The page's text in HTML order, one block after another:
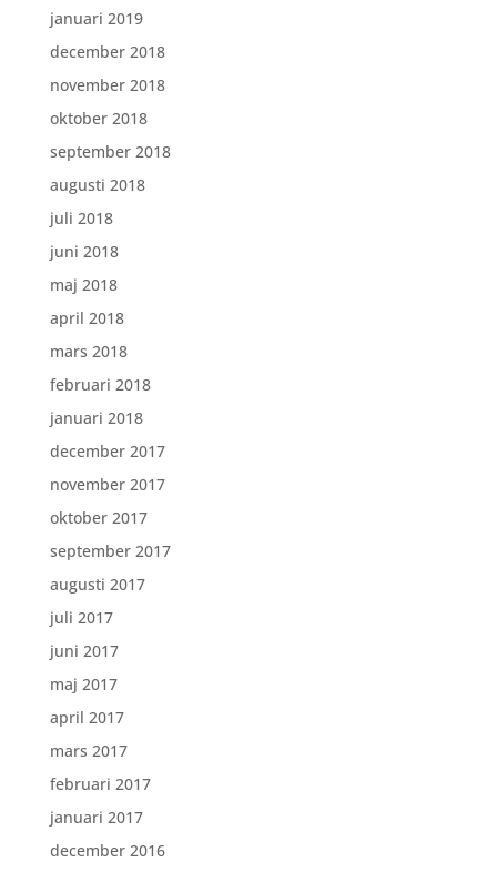
januari 2019
december 2018
november 2018
oktober 2018
september 2018
augusti 2018
juli 2018
juni 2018
maj 2018
april 2018
mars 2018
februari 2018
januari 2018
december 2017
november 2017
oktober 2017
september 2017
augusti 2017
juli 2017
juni 2017
maj 2017
april 2017
mars 2017
februari 2017
januari 2017
december 2016